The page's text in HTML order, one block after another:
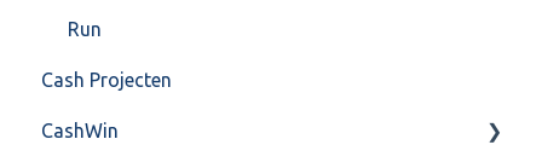
Run
Cash Projecten
CashWin